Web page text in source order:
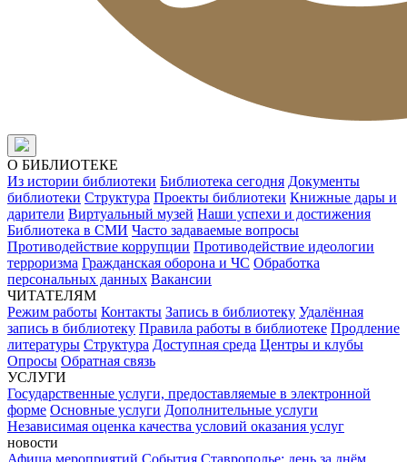
О БИБЛИОТЕКЕ
Из истории библиотеки Библиотека сегодня Документы
библиотеки Структура Проекты библиотеки Книжные дары и
дарители Виртуальный музей Наши успехи и достижения
Библиотека в СМИ Часто задаваемые вопросы
Противодействие коррупции Противодействие идеологии
терроризма Гражданская оборона и ЧС Обработка
персональных данных Вакансии
ЧИТАТЕЛЯМ
Режим работы Контакты Запись в библиотеку Удалённая
запись в библиотеку Правила работы в библиотеке Продление
литературы Структура Доступная среда Центры и клубы
Опросы Обратная связь
УСЛУГИ
Государственные услуги, предоставляемые в электронной
форме Основные услуги Дополнительные услуги
Независимая оценка качества условий оказания услуг
новости
Афиша мероприятий События Ставрополье: день за днём